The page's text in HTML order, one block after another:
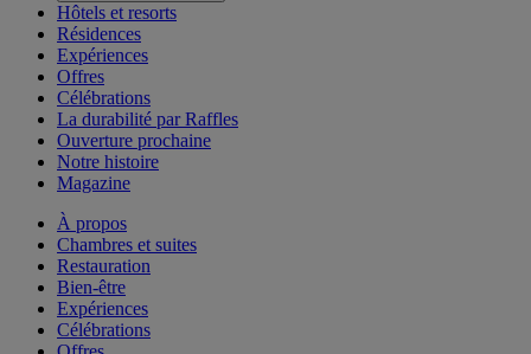
Hôtels et resorts
Résidences
Expériences
Offres
Célébrations
La durabilité par Raffles
Ouverture prochaine
Notre histoire
Magazine
À propos
Chambres et suites
Restauration
Bien-être
Expériences
Célébrations